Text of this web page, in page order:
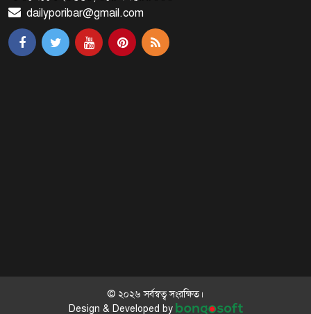
খালপাড় রক্ষায় বিন্না ঘাসের ব্যবহার
নিয়ে সেমিনার অনুষ্ঠিত
dailyporibar@gmail.com
© ২০২৬ সর্বস্বত্ব সংরক্ষিত।
Design & Developed by